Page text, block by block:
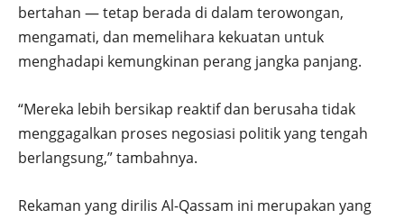
bertahan — tetap berada di dalam terowongan,
mengamati, dan memelihara kekuatan untuk
menghadapi kemungkinan perang jangka panjang.
“Mereka lebih bersikap reaktif dan berusaha tidak
menggagalkan proses negosiasi politik yang tengah
berlangsung,” tambahnya.
Rekaman yang dirilis Al-Qassam ini merupakan yang